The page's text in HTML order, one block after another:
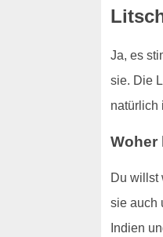
Ja, es
sie. Die
natürlich
Woher
Du willst
sie auch
Indien